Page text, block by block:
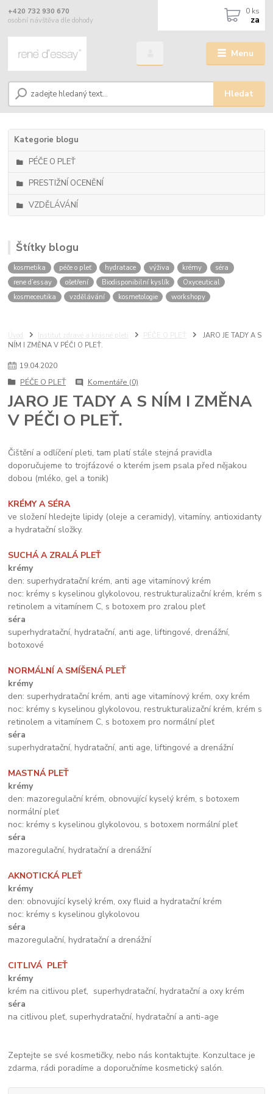
Menu
Hledat
+420 732 930 670
osobní návštěva dle dohody
0 ks
za
Kategorie blogu
PÉČE O PLEŤ
PRESTIŽNÍ OCENĚNÍ
VZDĚLÁVÁNÍ
Štítky blogu
kosmetika péče o pleť hydratace výživa krémy
séra
rene d’essay
ošetření Biodisponibilní kyslík
Oxyceutical
kosmeceutika
vzdělávání kosmetologie workshopy
Úvod Institut zdravé a krásné pleti PÉČE O PLEŤ
JARO JE TADY A S
NÍM I ZMĚNA V PÉČI O PLEŤ.
19.04.2020
PÉČE O PLEŤ
Komentáře (0)
JARO JE TADY A S NÍM I ZMĚNA
V PÉČI O PLEŤ.
Čištění a odlíčení pleti, tam platí stále stejná pravidla
doporučujeme to trojfázové o kterém jsem psala před nějakou
dobou (mléko, gel a tonik)
KRÉMY A SÉRA
ve složení hledejte lipidy (oleje a ceramidy), vitamíny, antioxidanty
a hydratační složky.
SUCHÁ A ZRALÁ PLEŤ
krémy
den: superhydratační krém, anti age vitamínový krém
noc: krémy s kyselinou glykolovou, restrukturalizační krém, krém s
retinolem a vitamínem C, s botoxem pro zralou pleť
séra
superhydratační, hydratační, anti age, liftingové, drenážní,
botoxové
NORMÁLNÍ A SMÍŠENÁ PLEŤ
krémy
den: superhydratační krém, anti age vitamínový krém, oxy krém
noc: krémy s kyselinou glykolovou, restrukturalizační krém, krém s
retinolem a vitamínem C, s botoxem pro normální pleť
séra
superhydratační, hydratační, anti age, liftingové a drenážní
MASTNÁ PLEŤ
krémy
den: mazoregulační krém, obnovující kyselý krém, s botoxem
normální pleť
noc: krémy s kyselinou glykolovou, s botoxem normální pleť
séra
mazoregulační, hydratační a drenážní
AKNOTICKÁ PLEŤ
krémy
den: obnovující kyselý krém, oxy fluid a hydratační krém
noc: krémy s kyselinou glykolovou
séra
mazoregulační, hydratační a drenážní
CITLIVÁ PLEŤ
krémy
krém na citlivou pleť, superhydratační, hydratační a oxy krém
séra
na citlivou pleť, superhydratační, hydratační a anti-age
Zeptejte se své kosmetičky, nebo nás kontaktujte. Konzultace je
zdarma, rádi poradíme a doporučníme kosmetický salón.